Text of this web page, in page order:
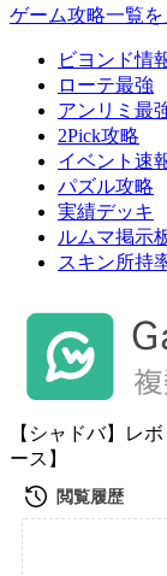
ゲーム攻略一覧を
ビヨンド情
ローテ最強
アンリミ最
2Pick攻略
イベント速
パズル攻略
実績デッキ
ルムマ掲示
スキン所持
【シャドバ】レ
ース】